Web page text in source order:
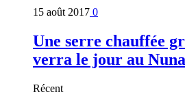
15 août 2017 0
Une serre chauffée
verra le jour au
Récent